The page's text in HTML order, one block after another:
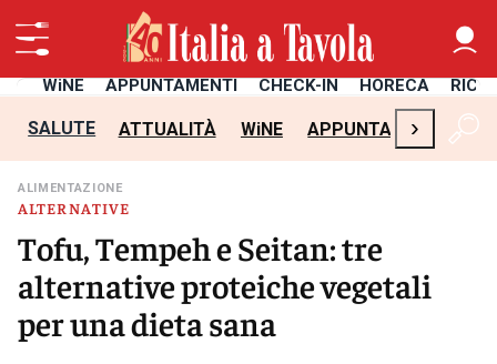
WiNE APPUNTAMENTI CHECK-IN HORECA
SALUTE ATTUALITÀ WiNE APPUNTAMENTI
›
ALTERNATIVE
ALIMENTAZIONE
Tofu, Tempeh e Seitan: tre
alternative proteiche vegetali
per una dieta sana